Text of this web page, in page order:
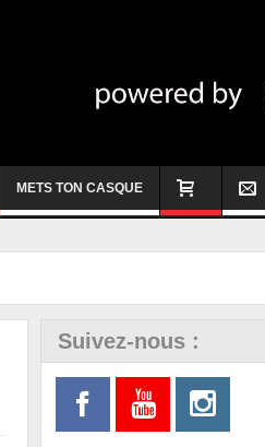
METS TON CASQUE
Suivez-nous :